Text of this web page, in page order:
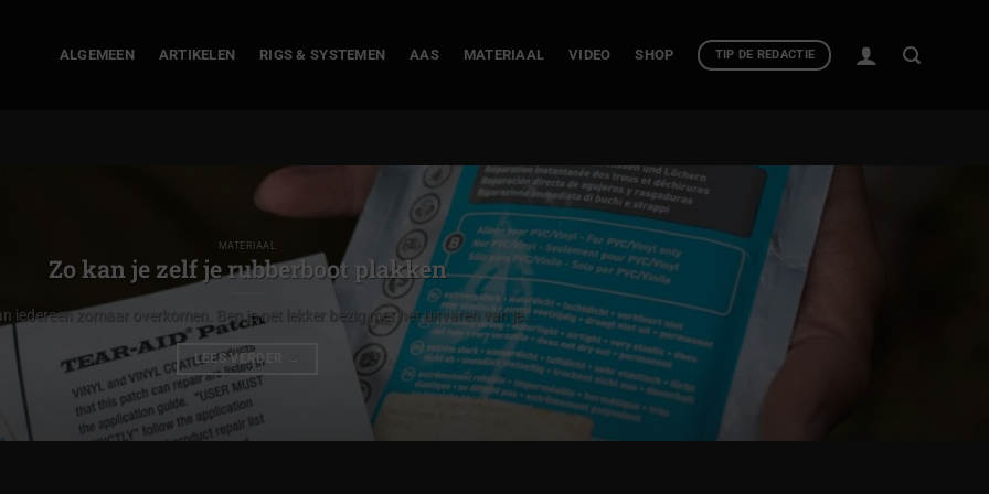
ALGEMEEN ARTIKELEN RIGS & SYSTEMEN AAS MATERIAAL VIDEO SHOP TIP DE REDACTIE
MATERIAAL
Zo kan je zelf je rubberboot plakken
iedereen zomaar overkomen. Ben je net lekker bezig met het uitvaren van je...
LEES VERDER